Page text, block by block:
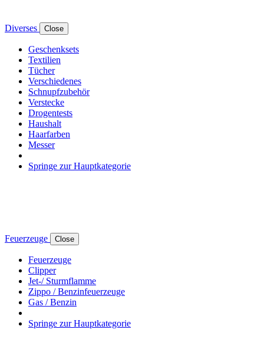
Diverses Close
Geschenksets
Textilien
Tücher
Verschiedenes
Schnupfzubehör
Verstecke
Drogentests
Haushalt
Haarfarben
Messer
Springe zur Hauptkategorie
Feuerzeuge Close
Feuerzeuge
Clipper
Jet-/ Sturmflamme
Zippo / Benzinfeuerzeuge
Gas / Benzin
Springe zur Hauptkategorie